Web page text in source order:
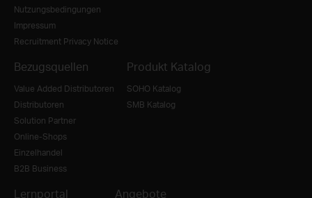
Nutzungsbedingungen
Impressum
Recruitment Privacy Notice
Bezugsquellen
Value Added Distributoren
Distributoren
Solution Partner
Online-Shops
Einzelhandel
B2B Business
Produkt Katalog
SOHO Katalog
SMB Katalog
Lernportal Angebote